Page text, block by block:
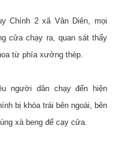
Chính 2 xã Vân Diên, mọi
cửa chạy ra, quan sát thấy
từ phía xưởng thép.
người dân chạy đến hiện
bị khóa trái bên ngoài, bên
xà beng để cạy cửa.